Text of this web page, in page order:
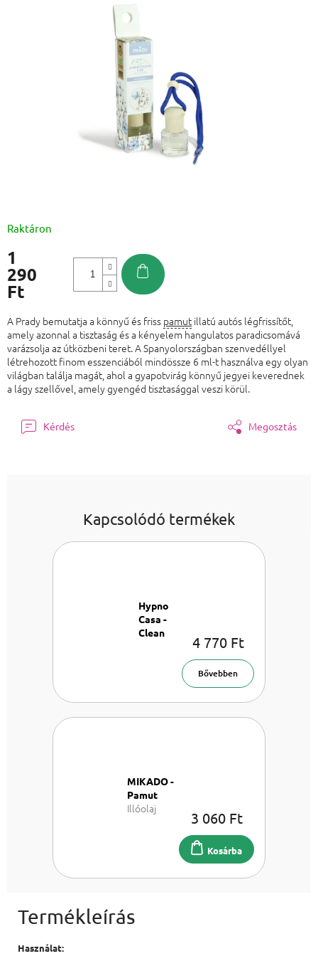
1
290
Ft
Raktáron
A Prady bemutatja a könnyű és friss pamut illatú autós légfrissítőt,
amely azonnal a tisztaság és a kényelem hangulatos paradicsomává
varázsolja az útközbeni teret. A Spanyolországban szenvedéllyel
létrehozott finom esszenciából mindössze 6 ml-t használva egy olyan
világban találja magát, ahol a gyapotvirág könnyű jegyei keverednek
a lágy szellővel, amely gyengéd tisztasággal veszi körül.
Kérdés Megosztás
Kapcsolódó termékek
Hypno
Casa -
Clean
4 770 Ft
Bővebben
MIKADO -
Pamut
Illóolaj
3 060 Ft
Kosárba
Használat: